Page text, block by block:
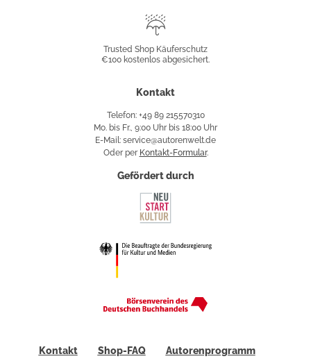
Käuferschutz
Trusted Shop Käuferschutz
€100 kostenlos abgesichert.
Kontakt
Telefon: +49 89 215570310
Mo. bis Fr., 9:00 Uhr bis 18:00 Uhr
E-Mail: service@autorenwelt.de
Oder per Kontakt-Formular.
Gefördert durch
Kontakt Shop-FAQ Autorenprogramm